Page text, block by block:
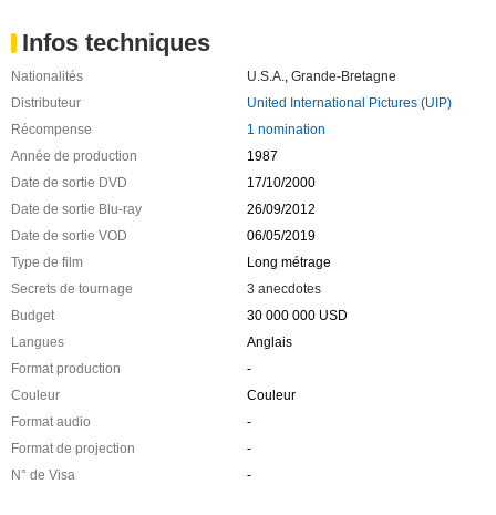
Infos techniques
Nationalités U.S.A., Grande-Bretagne
Distributeur
United International Pictures (UIP)
Récompense
1 nomination
Année de production
1987
Date de sortie DVD
17/10/2000
Date de sortie Blu-ray
26/09/2012
Date de sortie VOD
06/05/2019
Type de film
Long métrage
Secrets de tournage
3 anecdotes
Budget
30 000 000 USD
Langues
Anglais
Format production
-
Couleur
Couleur
Format audio
-
Format de projection
-
N° de Visa
-